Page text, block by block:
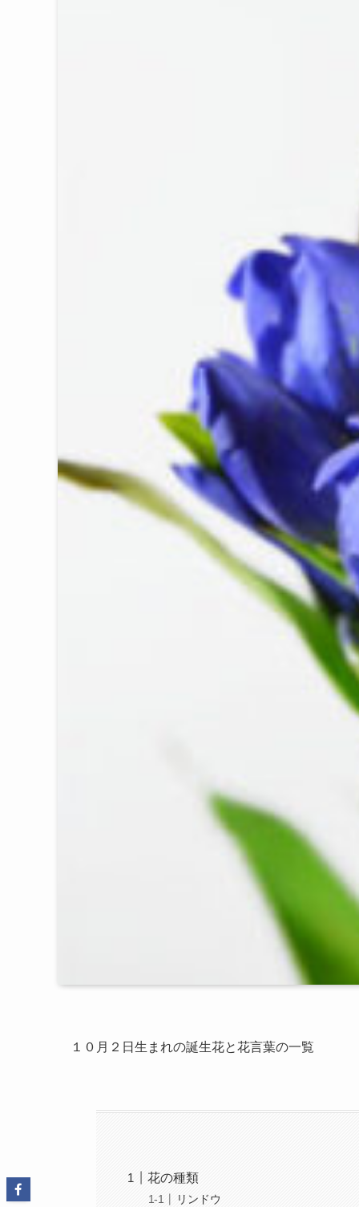
１０月２日生まれの誕生花と花言葉の一覧
花の種類
リンドウ